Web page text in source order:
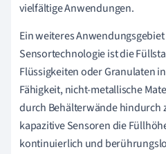
2
F/
m
⋅1
⋅(
0,
0
vielfältige Anwendungen.
Ein weiteres
Sensortechnologie ist die
Flüssigkeiten oder Granulaten
Fähigkeit, nicht-metallische
durch Behälterwände hindurch
kapazitive Sensoren die
kontinuierlich und